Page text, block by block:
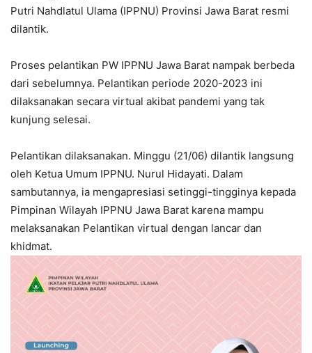
Putri Nahdlatul Ulama (IPPNU) Provinsi Jawa Barat resmi
dilantik.
Proses pelantikan PW IPPNU Jawa Barat nampak berbeda
dari sebelumnya. Pelantikan periode 2020-2023 ini
dilaksanakan secara virtual akibat pandemi yang tak
kunjung selesai.
Pelantikan dilaksanakan. Minggu (21/06) dilantik langsung
oleh Ketua Umum IPPNU. Nurul Hidayati. Dalam
sambutannya, ia mengapresiasi setinggi-tingginya kepada
Pimpinan Wilayah IPPNU Jawa Barat karena mampu
melaksanakan Pelantikan virtual dengan lancar dan
khidmat.